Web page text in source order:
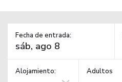
Fecha de entrada:
Alojamiento: Adultos